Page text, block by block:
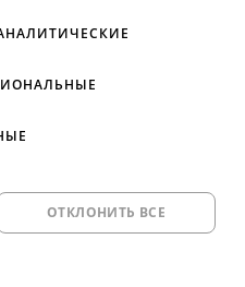
откровенную сексуальную
изо.
ОТКЛОНИТЬ ВСЕ